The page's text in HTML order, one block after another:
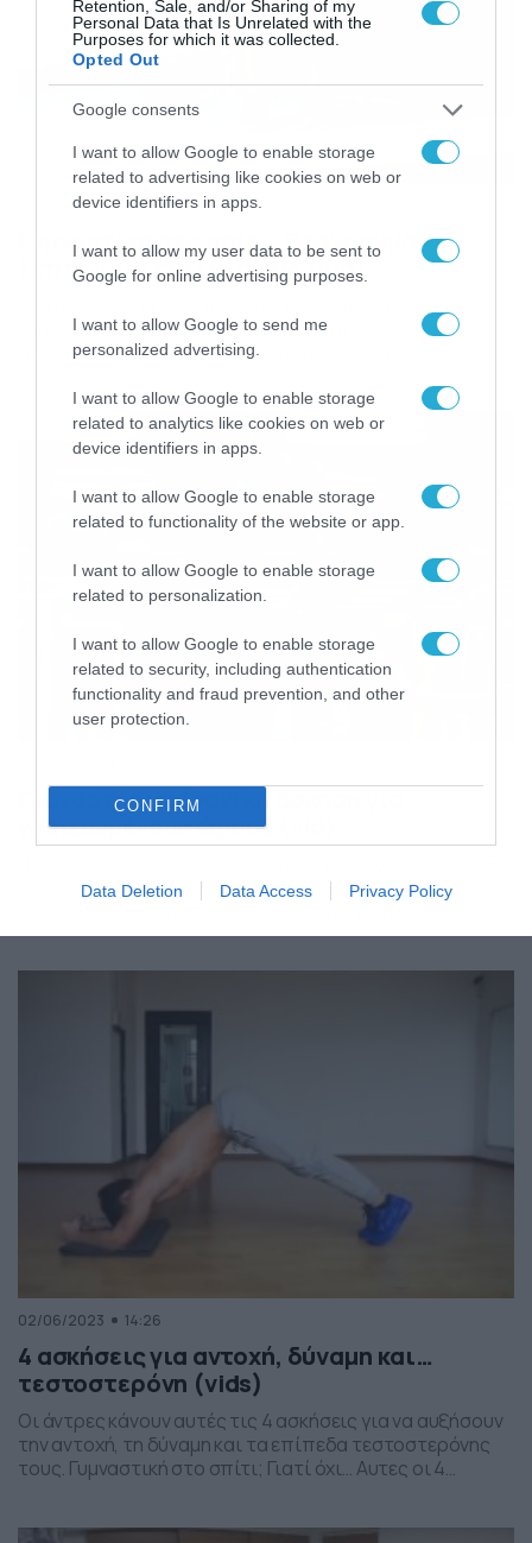
Retention, Sale, and/or Sharing of my
Personal Data that Is Unrelated with the
Purposes for which it was collected.
Opted Out
Google consents
I want to allow Google to enable storage
related to advertising like cookies on web or
device identifiers in apps.
I want to allow my user data to be sent to
Google for online advertising purposes.
I want to allow Google to send me
personalized advertising.
I want to allow Google to enable storage
related to analytics like cookies on web or
device identifiers in apps.
I want to allow Google to enable storage
related to functionality of the website or app.
I want to allow Google to enable storage
related to personalization.
I want to allow Google to enable storage
related to security, including authentication
functionality and fraud prevention, and other
user protection.
CONFIRM
Data Deletion Data Access Privacy Policy
10/07/2023 12:40
Γυμναστική στο σπίτι: Πρόγραμμα 20
λεπτών για τέλειο σώμα (Vid)
γυμναστική σας στο σπίτι, υπόσχεται άμεσα
αποτελέσματα για τη βελτίωση της φυσικής σας
αρκετά επίπονο -είναι η αλήθεια- αλλά σίγουρα το
αποτέλεσμα θα δικαιώσει τις προσπάθειές σας.
Φυσικά, ακόμα και για τη γυμναστική στο σπίτι
Γυμναστήριο: Ιδανική άσκηση για
γραμμωμένους ώμους (vid)
δείτε στο βίντεο η λεπτομέρεια στην κίνηση με τα
Δείτε την άσκηση στο βίντεο και πώς γυμνάζεται όλη η
(@musclemadnez) […]
02/06/2023 14:26
4 ασκήσεις για αντοχή, δύναμη και…
τεστοστερόνη (vids)
Οι άντρες κάνουν αυτές τις 4 ασκήσεις για να αυξήσουν
την αντοχή, τη δύναμη και τα επίπεδα τεστοστερόνης
τους. Γυμναστική στο σπίτι; Γιατί όχι… Αυτες οι 4